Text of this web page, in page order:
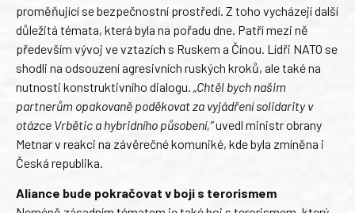
proměňující se bezpečnostní prostředí. Z toho vycházejí další
důležitá témata, která byla na pořadu dne. Patří mezi ně
především vývoj ve vztazích s Ruskem a Čínou. Lídři NATO se
shodli na odsouzení agresivních ruských kroků, ale také na
nutnosti konstruktivního dialogu.
„Chtěl bych našim
partnerům opakovaně poděkovat za vyjádření solidarity v
otázce Vrbětic a hybridního působení,“uvedl ministr obrany
Metnar v reakci na závěrečné komuniké, kde byla zmíněna i
Česká republika.
Aliance bude pokračovat v boji s terorismem